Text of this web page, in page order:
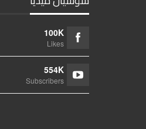
100K
Likes
554K
Subscribers